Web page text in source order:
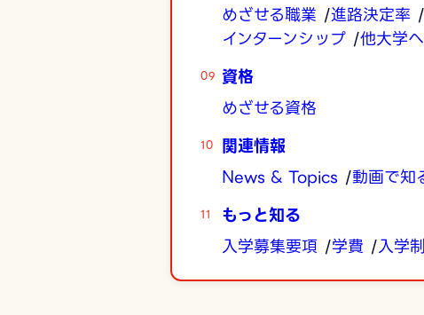
めざせる職業 進路決定率
インターンシップ 他大学
資格
めざせる資格
関連情報
News & Topics 動画で知
もっと知る
入学募集要項
学費 入学